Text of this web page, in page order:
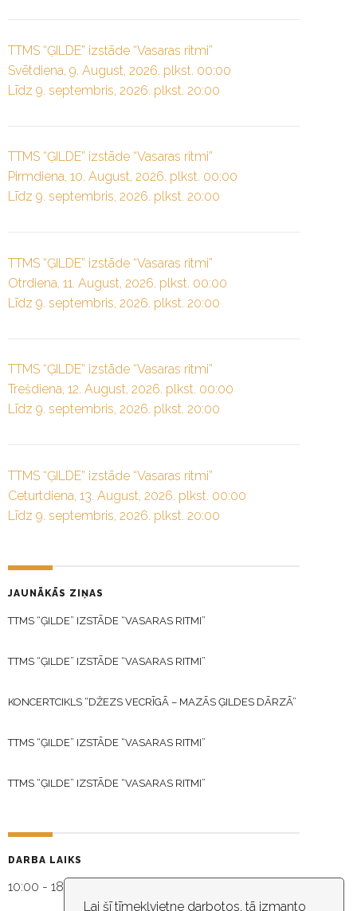
Lai šī tīmekļvietne darbotos, tā izmanto
TTMS “ĢILDE” izstāde “Vasaras ritmi”
Svētdiena, 9. August, 2026. plkst. 00:00
Līdz 9. septembris, 2026. plkst. 20:00
TTMS “ĢILDE” izstāde “Vasaras ritmi”
Pirmdiena, 10. August, 2026. plkst. 00:00
Līdz 9. septembris, 2026. plkst. 20:00
TTMS “ĢILDE” izstāde “Vasaras ritmi”
Otrdiena, 11. August, 2026. plkst. 00:00
Līdz 9. septembris, 2026. plkst. 20:00
TTMS “ĢILDE” izstāde “Vasaras ritmi”
Trešdiena, 12. August, 2026. plkst. 00:00
Līdz 9. septembris, 2026. plkst. 20:00
TTMS “ĢILDE” izstāde “Vasaras ritmi”
Ceturtdiena, 13. August, 2026. plkst. 00:00
Līdz 9. septembris, 2026. plkst. 20:00
JAUNĀKĀS ZIŅAS
TTMS “ĢILDE” IZSTĀDE “VASARAS RITMI”
TTMS “ĢILDE” IZSTĀDE “VASARAS RITMI”
KONCERTCIKLS “DŽEZS VECRĪGĀ – MAZĀS ĢILDES DĀRZĀ”
TTMS “ĢILDE” IZSTĀDE “VASARAS RITMI”
TTMS “ĢILDE” IZSTĀDE “VASARAS RITMI”
DARBA LAIKS
10:00 - 18:30